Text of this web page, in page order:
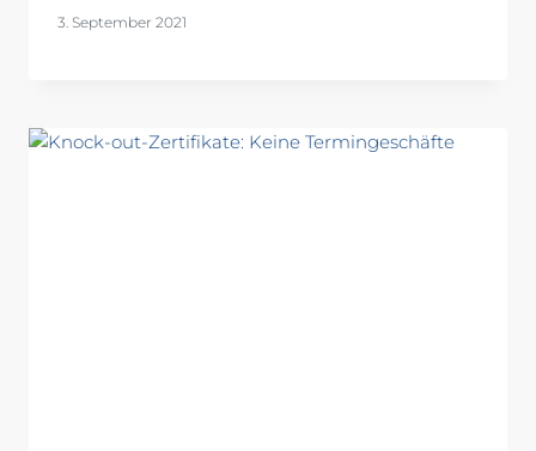
3. September 2021